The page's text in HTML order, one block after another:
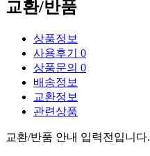
교환/반품
상품정보
사용후기 0
상품문의 0
배송정보
교환정보
관련상품
교환/반품 안내 입력전입니다.